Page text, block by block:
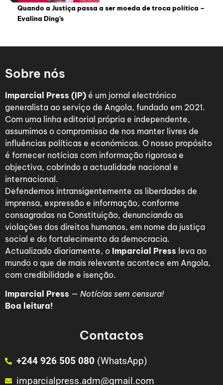
Quando a Justiça passa a ser moeda de troca política –
Evalina Ding’s
Sobre nós
Imparcial Press (IP) é um jornal electrónico
generalista ao serviço de Angola, fundado em 2021.
Com uma linha editorial própria e independente,
assumimos o compromisso de nos manter livres de
influências políticas e económicas. O nosso propósito
é fornecer notícias com informação rigorosa e
objectiva, cobrindo a actualidade nacional e
internacional.
Defendemos intransigentemente as liberdades de
imprensa, expressão e informação, conforme
consagradas na Constituição, denunciando as
violações dos direitos humanos, em nome da justiça
social e do fortalecimento da democracia.
Actualizado diariamente, o Imparcial Press leva ao
mundo o que de mais relevante acontece em Angola,
com credibilidade e isenção.
Imparcial Press — Notícias sem censura!
Boa leitura!
Contactos
+244 926 505 080 (WhatsApp)
imparcialpress.adm@gmail.com